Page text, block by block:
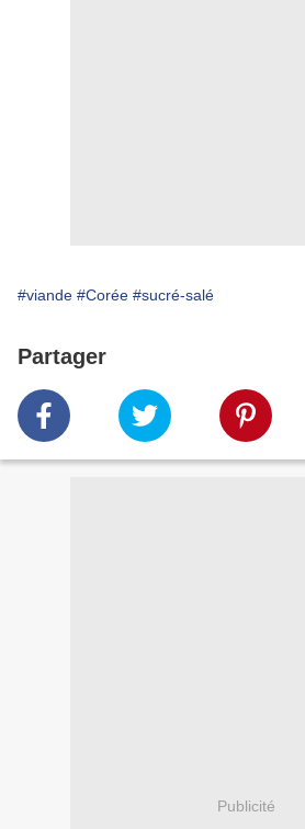
#viande #Corée #sucré-salé
Partager
Publicité